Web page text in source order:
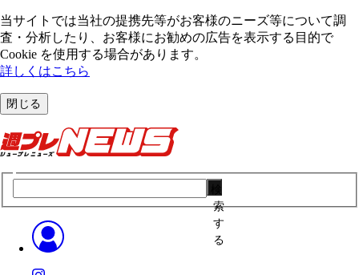
当サイトでは当社の提携先等がお客様のニーズ等について調
査・分析したり、お客様にお勧めの広告を表⽰する⽬的で
Cookie を使⽤する場合があります。
詳しくはこちら
閉じる
索
す
る